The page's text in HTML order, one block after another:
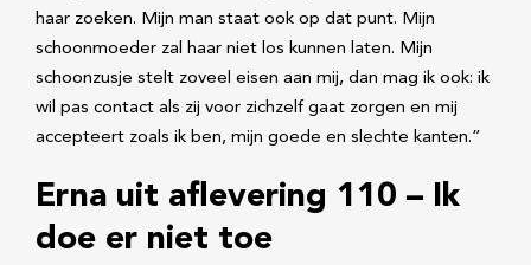
haar zoeken. Mijn man staat ook op dat punt. Mijn
schoonmoeder zal haar niet los kunnen laten. Mijn
schoonzusje stelt zoveel eisen aan mij, dan mag ik ook: ik
wil pas contact als zij voor zichzelf gaat zorgen en mij
accepteert zoals ik ben, mijn goede en slechte kanten.”
Erna uit aflevering 110 – Ik
doe er niet toe